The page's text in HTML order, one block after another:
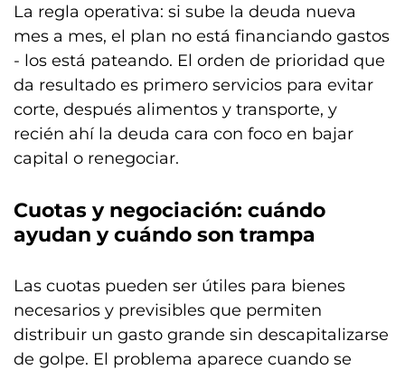
La regla operativa: si sube la deuda nueva
mes a mes, el plan no está financiando gastos
- los está pateando. El orden de prioridad que
da resultado es primero servicios para evitar
corte, después alimentos y transporte, y
recién ahí la deuda cara con foco en bajar
capital o renegociar.
Cuotas y negociación: cuándo
ayudan y cuándo son trampa
Las cuotas pueden ser útiles para bienes
necesarios y previsibles que permiten
distribuir un gasto grande sin descapitalizarse
de golpe. El problema aparece cuando se